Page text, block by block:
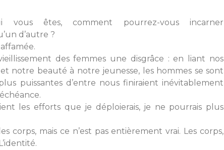
êtes, comment pourrez-vous incarner
d’autre ?
des femmes une disgrâce : en liant nos
notre beauté à notre jeunesse, les hommes se sont
puissantes d’entre nous finiraient inévitablement
les efforts que je déploierais, je ne pourrais plus
corps, mais ce n’est pas entièrement vrai. Les corps,